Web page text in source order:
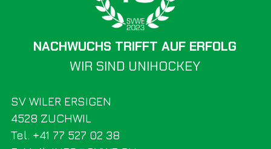
SV WILER ERSIGEN
4528 ZUCHWIL
Tel. +41 77 527 02 38
WIR SIND UNIHOCKEY
NACHWUCHS TRIFFT AUF ERFOLG